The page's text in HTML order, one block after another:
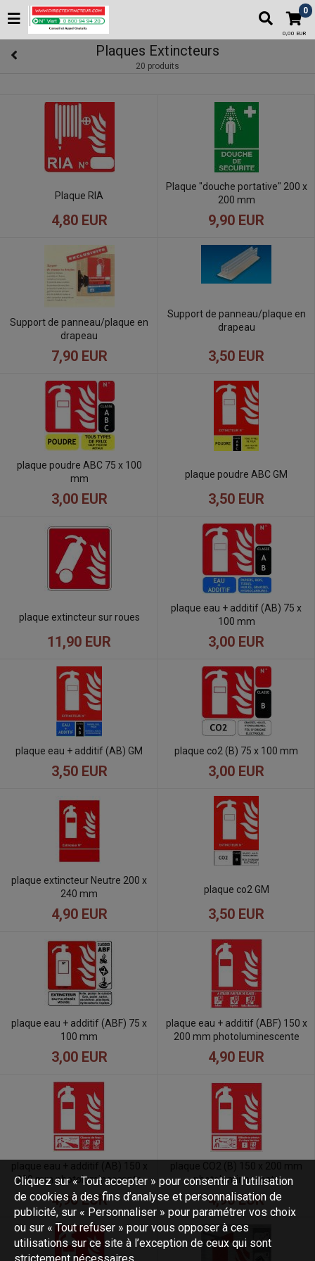
0
0,00 EUR
Plaques Extincteurs
20 produits
Plaque RIA
4,80 EUR
Plaque "douche portative" 200 x
200 mm
9,90 EUR
Support de panneau/plaque en
drapeau
7,90 EUR
Support de panneau/plaque en
drapeau
3,50 EUR
plaque poudre ABC 75 x 100
mm
3,00 EUR
plaque poudre ABC GM
3,50 EUR
plaque extincteur sur roues
11,90 EUR
plaque eau + additif (AB) 75 x
100 mm
3,00 EUR
plaque eau + additif (AB) GM
3,50 EUR
plaque co2 (B) 75 x 100 mm
3,00 EUR
plaque extincteur Neutre 200 x
240 mm
4,90 EUR
plaque co2 GM
3,50 EUR
plaque eau + additif (ABF) 75 x
100 mm
3,00 EUR
plaque eau + additif (ABF) 150 x
200 mm photoluminescente
4,90 EUR
200 mm photoluminescente
4,90 EUR
photoluminescente
4,90 EUR
Cliquez sur « Tout accepter » pour consentir à l'utilisation
de cookies à des fins d’analyse et personnalisation de
publicité, sur « Personnaliser » pour paramétrer vos choix
ou sur « Tout refuser » pour vous opposer à ces
utilisations sur ce site à l’exception de ceux qui sont